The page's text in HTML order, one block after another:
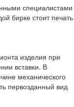
специалистами
бирке стоит печать
изделия при
вставки. В
механического
первозданный вид